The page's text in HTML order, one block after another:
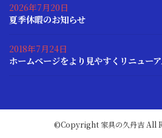
2026年7月20日
夏季休暇のお知らせ
2018年7月24日
ホームページをより見やすくリニューア
©Copyright家具の久丹吉 All